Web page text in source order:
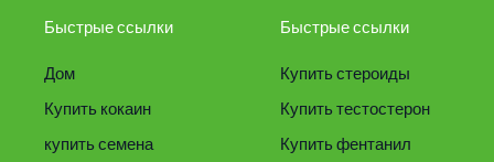
Быстрые ссылки
Дом
Купить кокаин
купить семена
Быстрые ссылки
Купить стероиды
Купить тестостерон
Купить фентанил